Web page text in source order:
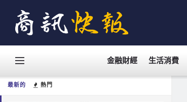
最新的 熱門
金融財經 生活消費